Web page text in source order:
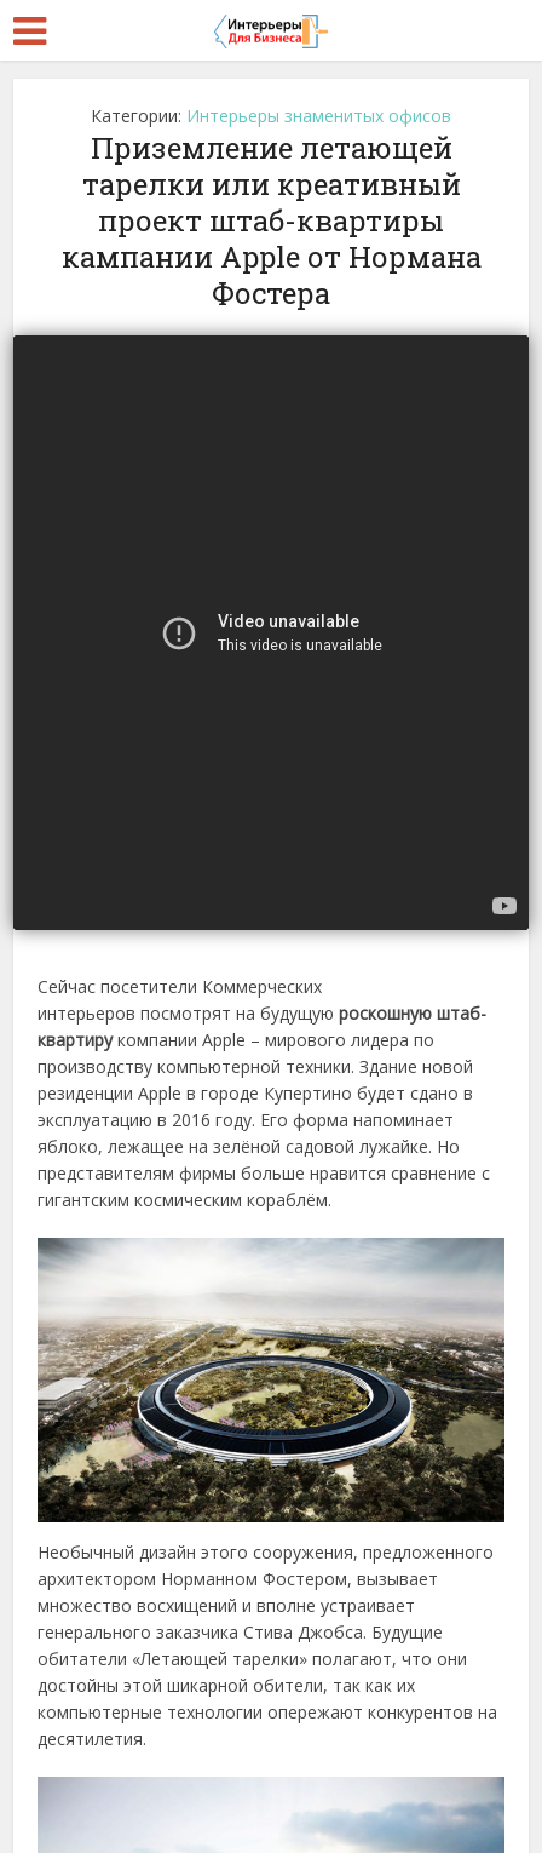
Категории: Интерьеры знаменитых офисов
Приземление летающей
тарелки или креативный
проект штаб-квартиры
кампании Applе от Нормана
Фостера
Сейчас посетители Коммерческих
интерьеров посмотрят на будущуюроскошную штаб-
квартирукомпании Apple – мирового лидера по
производству компьютерной техники. Здание новой
резиденции Apple в городе Купертино будет сдано в
эксплуатацию в 2016 году. Его форма напоминает
яблоко, лежащее на зелёной садовой лужайке. Но
представителям фирмы больше нравится сравнение с
гигантским космическим кораблём.
Необычный дизайн этого сооружения, предложенного
архитектором Норманном Фостером, вызывает
множество восхищений и вполне устраивает
генерального заказчика Стива Джобса. Будущие
обитатели «Летающей тарелки» полагают, что они
достойны этой шикарной обители, так как их
компьютерные технологии опережают конкурентов на
десятилетия.